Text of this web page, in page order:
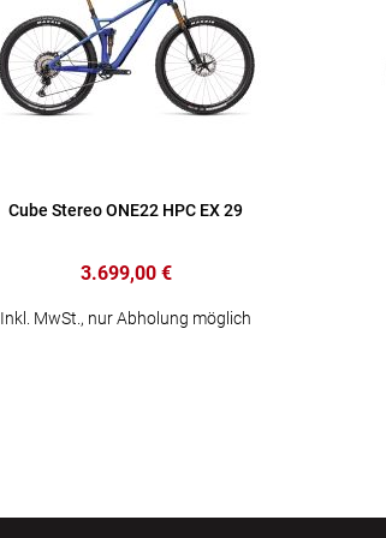
Cube Stereo ONE22 HPC EX 29
3.699,00 €
Inkl. MwSt., nur Abholung möglich